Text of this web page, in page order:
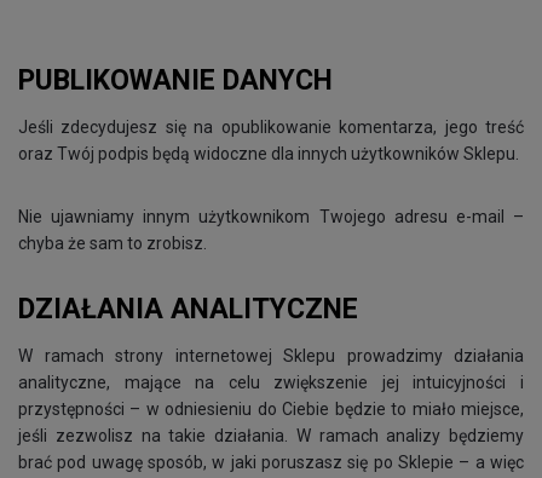
PUBLIKOWANIE DANYCH
Jeśli zdecydujesz się na opublikowanie komentarza, jego treść
oraz Twój podpis będą widoczne dla innych użytkowników Sklepu.
Nie ujawniamy innym użytkownikom Twojego adresu e-mail –
chyba że sam to zrobisz.
DZIAŁANIA ANALITYCZNE
W ramach strony internetowej Sklepu prowadzimy działania
analityczne, mające na celu zwiększenie jej intuicyjności i
przystępności – w odniesieniu do Ciebie będzie to miało miejsce,
jeśli zezwolisz na takie działania. W ramach analizy będziemy
brać pod uwagę sposób, w jaki poruszasz się po Sklepie – a więc